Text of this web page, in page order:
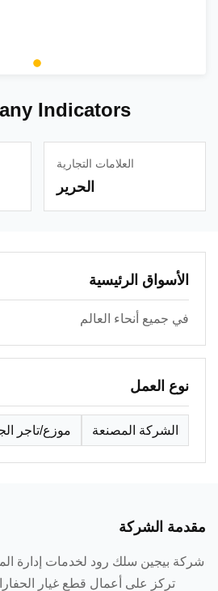
Indicators
العلامات التجارية
الحرير
الأسواق الرئيسية
في جميع أنحاء العالم
نوع العمل
الشركة المصنعة موزع/تاجر
مقدمة الشركة
شركة بيجين سلك رود لخدمات إدارة
تركز على أعمال قطع غيار